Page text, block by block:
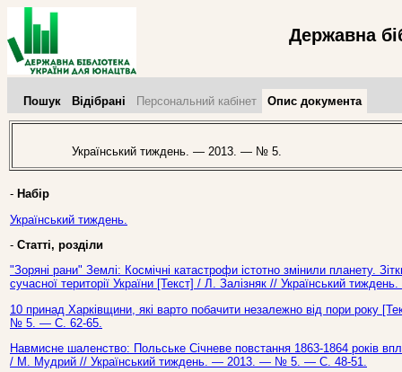
Державна
Пошук Відібрані Персональний кабінет Опис документа
Український тиждень. — 2013. — № 5.
- Набір
Український тиждень.
- Статті, розділи
"Зоряні рани" Землі: Космічні катастрофи істотно змінили планету.
сучасної території України [Текст] / Л. Залізняк // Український
10 принад Харківщини, які варто побачити незалежно від пори року
№ 5. — С. 62-65.
Навмисне шаленство: Польське Січневе повстання 1863-1864 років
/ М. Мудрий // Український тиждень. — 2013. — № 5. — С. 48-51.